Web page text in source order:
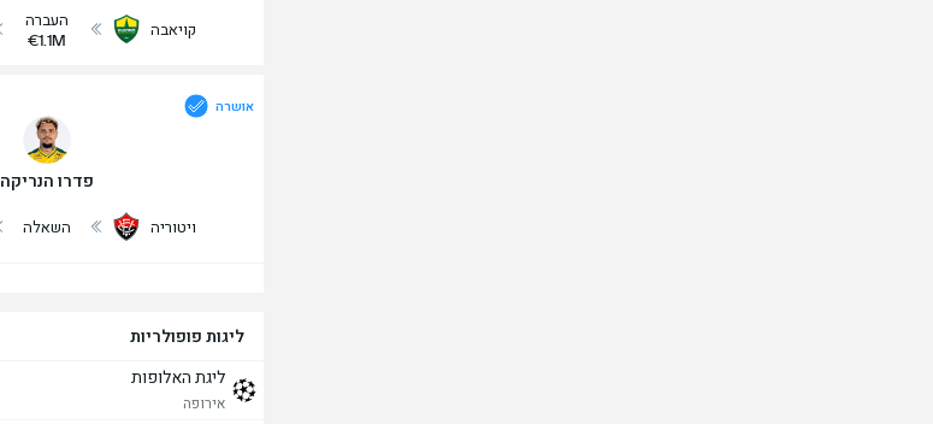
קויאבה
העברה
€1.1M
אושרה
פדרו הנריקה
ויטוריה השאלה
ליגות פופולריות
ליגת האלופות
אירופה